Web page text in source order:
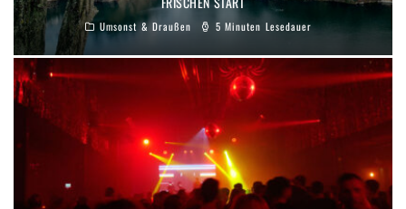
Umsonst & Draußen 5 Minuten Lesedauer